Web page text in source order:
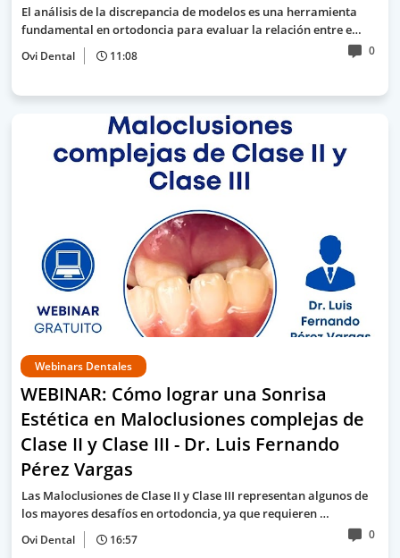
El análisis de la discrepancia de modelos es una herramienta
fundamental en ortodoncia para evaluar la relación entre e…
Ovi Dental 11:08 0
Webinars Dentales
WEBINAR: Cómo lograr una Sonrisa
Estética en Maloclusiones complejas de
Clase II y Clase III - Dr. Luis Fernando
Pérez Vargas
Las Maloclusiones de Clase II y Clase III representan algunos de
los mayores desafíos en ortodoncia, ya que requieren …
Ovi Dental 16:57 0